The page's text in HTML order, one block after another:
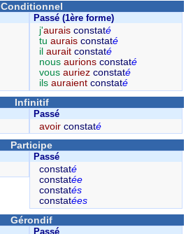
Conditionnel
Passé (1ère forme)
j'aurais constaté
tuaurais constaté
ilaurait constaté
nousaurions constaté
vousauriez constaté
ilsauraient constaté
Infinitif
Passé
avoir constaté
Participe
Passé
constaté
constatée
constatés
constatées
Gérondif
Passé